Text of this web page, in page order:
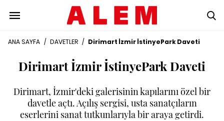
ANA SAYFA / DAVETLER / Dirimart İzmir İstinyePark Daveti
Dirimart İzmir İstinyePark Daveti
Dirimart, İzmir'deki galerisinin kapılarını özel bir
davetle açtı. Açılış sergisi, usta sanatçıların
eserlerini sanat tutkunlarıyla bir araya getirdi.